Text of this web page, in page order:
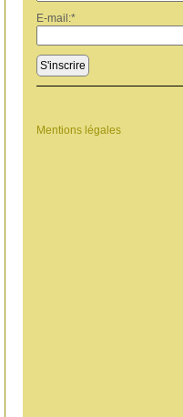
E-mail:*
S'inscrire
Mentions légales